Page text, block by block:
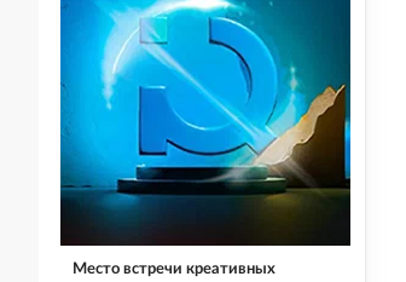
Место встречи креативных